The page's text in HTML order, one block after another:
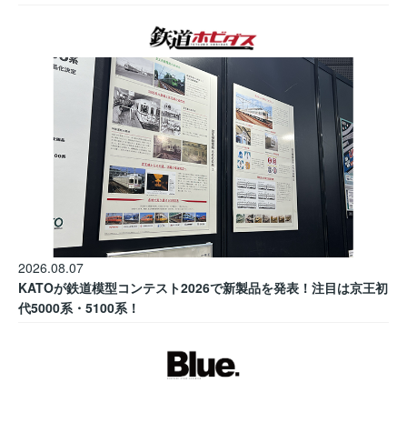
2026.08.07
KATOが鉄道模型コンテスト2026で新製品を発表！注目は京王初
代5000系・5100系！